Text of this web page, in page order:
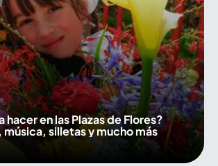
hacer en las Plazas de Flores?
silletas y mucho más